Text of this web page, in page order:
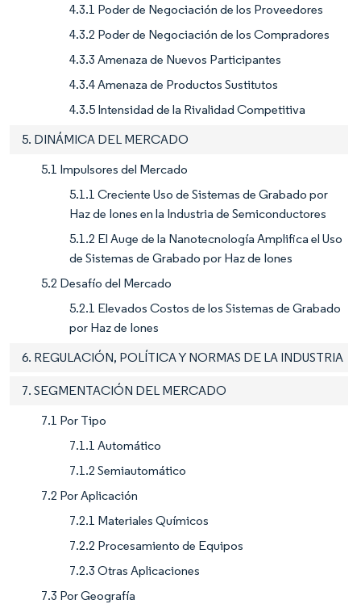
4.3.1 Poder de Negociación de los Proveedores
4.3.2 Poder de Negociación de los Compradores
4.3.3 Amenaza de Nuevos Participantes
4.3.4 Amenaza de Productos Sustitutos
4.3.5 Intensidad de la Rivalidad Competitiva
5. DINÁMICA DEL MERCADO
5.1 Impulsores del Mercado
5.1.1 Creciente Uso de Sistemas de Grabado por
Haz de Iones en la Industria de Semiconductores
5.1.2 El Auge de la Nanotecnología Amplifica el Uso
de Sistemas de Grabado por Haz de Iones
5.2 Desafío del Mercado
5.2.1 Elevados Costos de los Sistemas de Grabado
por Haz de Iones
6. REGULACIÓN, POLÍTICA Y NORMAS DE LA INDUSTRIA
7. SEGMENTACIÓN DEL MERCADO
7.1 Por Tipo
7.1.1 Automático
7.1.2 Semiautomático
7.2 Por Aplicación
7.2.1 Materiales Químicos
7.2.2 Procesamiento de Equipos
7.2.3 Otras Aplicaciones
7.3 Por Geografía